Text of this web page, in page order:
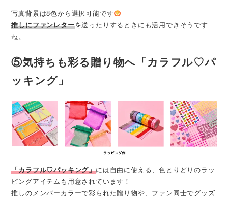
写真背景は8色から選択可能です
推しにファンレターを送ったりするときにも活用できそうです
ね。
⑤気持ちも彩る贈り物へ「カラフル♡パ
ッキング」
「カラフル♡パッキング」には自由に使える、色とりどりのラッ
ピングアイテムも用意されています！
推しのメンバーカラーで彩られた贈り物や、ファン同士でグッズ